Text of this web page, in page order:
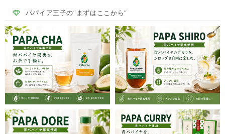
パパイア王子の"まずはここから"